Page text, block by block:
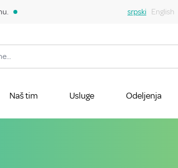
srpski English
Naš tim Usluge Odeljenja